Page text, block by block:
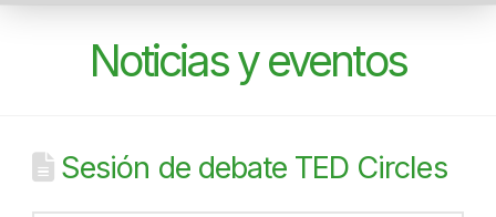
Noticias y eventos
Sesión de debate TED Circles